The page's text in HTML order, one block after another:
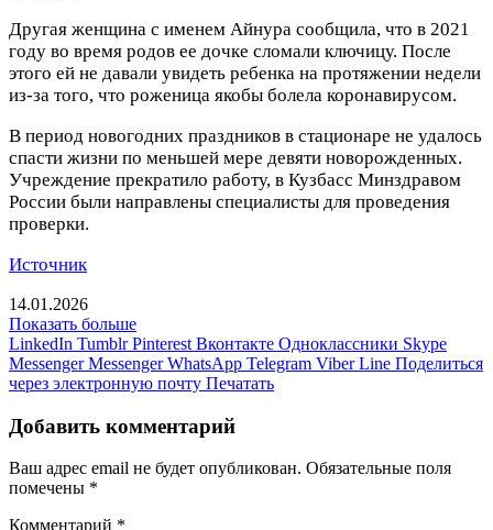
Другая женщина с именем Айнура сообщила, что в 2021
году во время родов ее дочке сломали ключицу. После
этого ей не давали увидеть ребенка на протяжении недели
из-за того, что роженица якобы болела коронавирусом.
В период новогодних праздников в стационаре не удалось
спасти жизни по меньшей мере девяти новорожденных.
Учреждение прекратило работу, в Кузбасс Минздравом
России были направлены специалисты для проведения
проверки.
Источник
14.01.2026
Показать больше
LinkedIn Tumblr Pinterest Вконтакте Одноклассники Skype
Messenger Messenger WhatsApp Telegram Viber Line Поделиться
через электронную почту Печатать
Добавить комментарий
Ваш адрес email не будет опубликован. Обязательные поля
помечены *
Комментарий *